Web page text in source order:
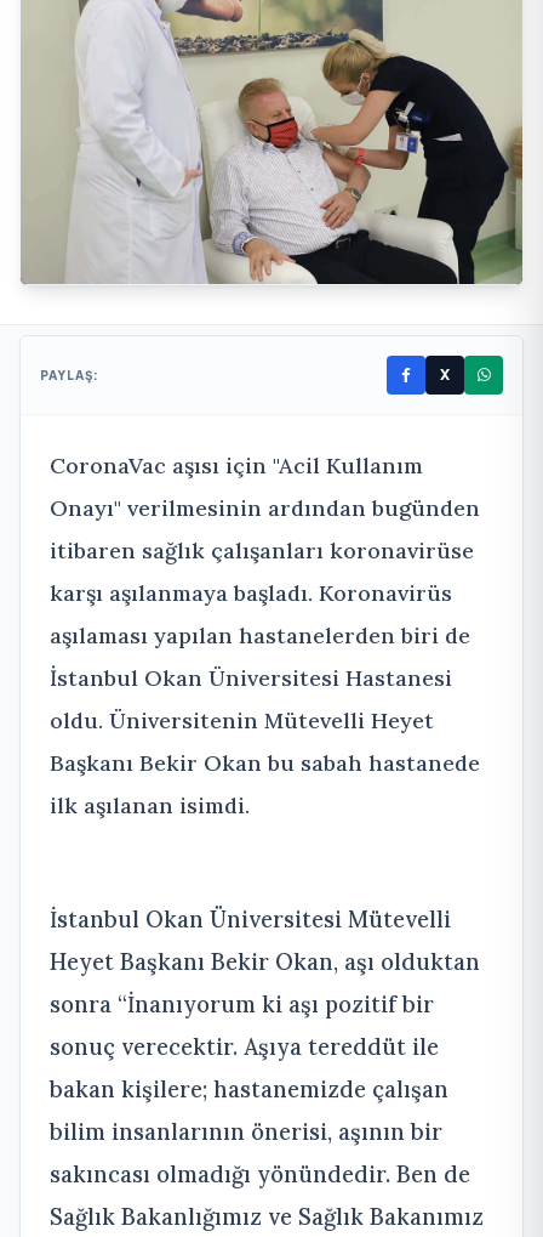
PAYLAŞ: X
CoronaVac aşısı için "Acil Kullanım
Onayı" verilmesinin ardından bugünden
itibaren sağlık çalışanları koronavirüse
karşı aşılanmaya başladı. Koronavirüs
aşılaması yapılan hastanelerden biri de
İstanbul Okan Üniversitesi Hastanesi
oldu. Üniversitenin Mütevelli Heyet
Başkanı Bekir Okan bu sabah hastanede
ilk aşılanan isimdi.
İstanbul Okan Üniversitesi Mütevelli
Heyet Başkanı Bekir Okan, aşı olduktan
sonra “İnanıyorum ki aşı pozitif bir
sonuç verecektir. Aşıya tereddüt ile
bakan kişilere; hastanemizde çalışan
bilim insanlarının önerisi, aşının bir
sakıncası olmadığı yönündedir. Ben de
Sağlık Bakanlığımız ve Sağlık Bakanımız